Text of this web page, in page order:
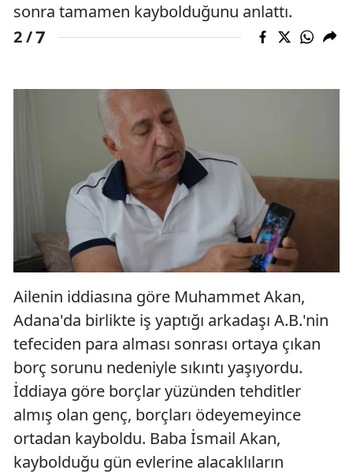
sonra tamamen kaybolduğunu anlattı.
2 /7
Ailenin iddiasına göre Muhammet Akan,
Adana'da birlikte iş yaptığı arkadaşı A.B.'nin
tefeciden para alması sonrası ortaya çıkan
borç sorunu nedeniyle sıkıntı yaşıyordu.
İddiaya göre borçlar yüzünden tehditler
almış olan genç, borçları ödeyemeyince
ortadan kayboldu. Baba İsmail Akan,
kaybolduğu gün evlerine alacaklıların